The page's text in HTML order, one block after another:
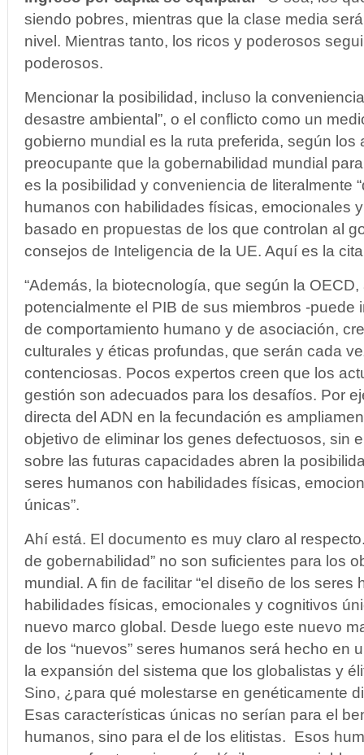
siendo pobres, mientras que la clase media
nivel. Mientras tanto, los ricos y poderosos
poderosos.
Mencionar la posibilidad, incluso la
desastre ambiental”, o el conflicto como un
gobierno mundial es la ruta preferida, según los
preocupante que la gobernabilidad mundial
es la posibilidad y conveniencia de literalmente
humanos con habilidades físicas, emocionales
basado en propuestas de los que controlan al
consejos de Inteligencia de la UE. Aquí es la
“Además, la biotecnología, que según la
potencialmente el PIB de sus miembros -puede
de comportamiento humano y de asociación,
culturales y éticas profundas, que serán cada
contenciosas. Pocos expertos creen que los
gestión son adecuados para los desafíos. Por
directa del ADN en la fecundación es
objetivo de eliminar los genes defectuosos, sin
sobre las futuras capacidades abren la
seres humanos con habilidades físicas,
únicas”.
Ahí está. El documento es muy claro al
de gobernabilidad” no son suficientes para los
mundial. A fin de facilitar “el diseño de los seres
habilidades físicas, emocionales y cognitivos
nuevo marco global. Desde luego este nuevo
de los “nuevos” seres humanos será hecho en
la expansión del sistema que los globalistas y
Sino, ¿para qué molestarse en genéticamente
Esas características únicas no serían para el
humanos, sino para el de los elitistas. Esos